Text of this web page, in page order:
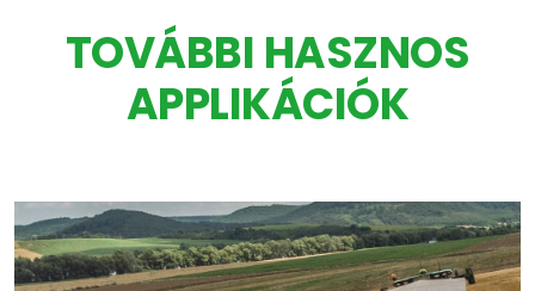
TOVÁBBI HASZNOS
APPLIKÁCIÓK